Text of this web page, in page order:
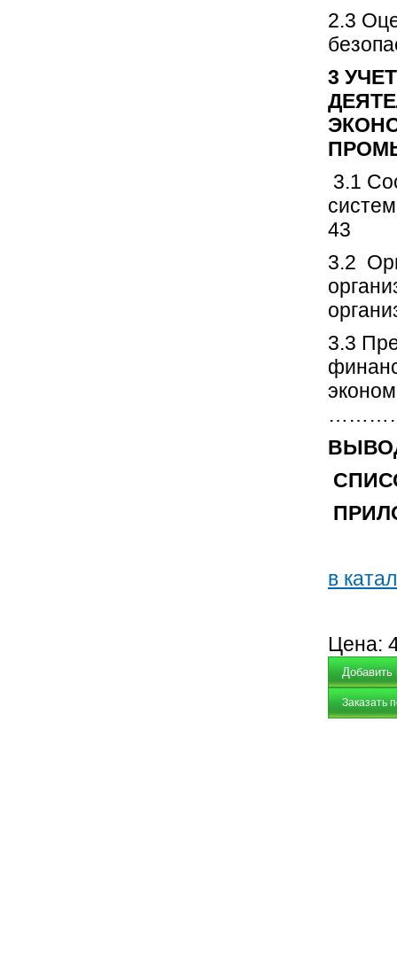
2.3
3
3.1
43
3.2
3.3
в
Цена:
Заказать